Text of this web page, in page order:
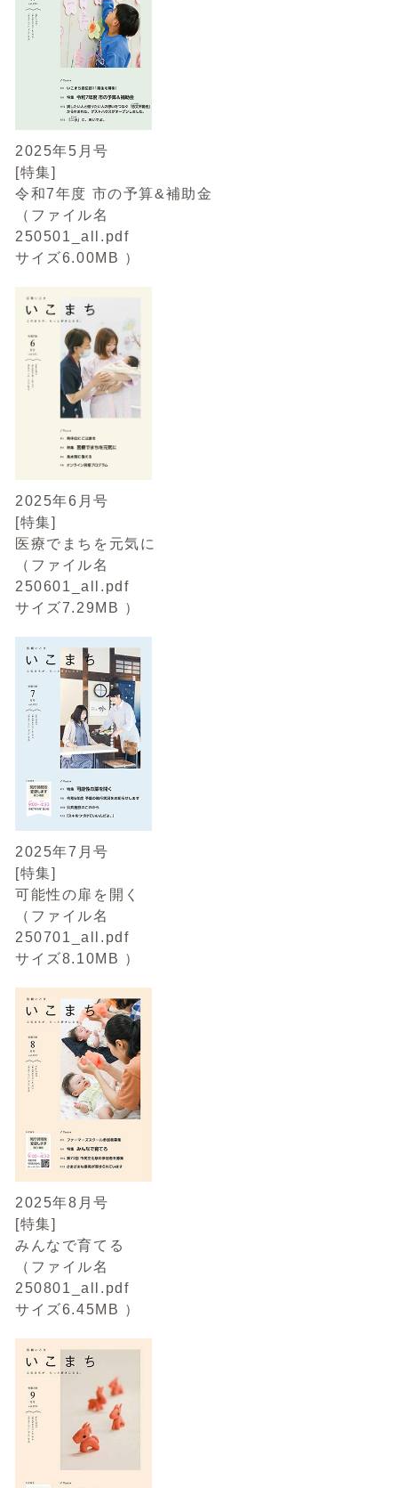
2025年5月号
[特集]
令和7年度 市の予算&補助金
（ファイル名
250501_all.pdf
サイズ6.00MB ）
2025年6月号
[特集]
医療でまちを元気に
（ファイル名
250601_all.pdf
サイズ7.29MB ）
2025年7月号
[特集]
可能性の扉を開く
（ファイル名
250701_all.pdf
サイズ8.10MB ）
2025年8月号
[特集]
みんなで育てる
（ファイル名
250801_all.pdf
サイズ6.45MB ）